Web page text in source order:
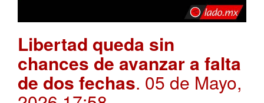
Libertad queda sin
chances de avanzar a falta
de dos fechas. 05 de Mayo,